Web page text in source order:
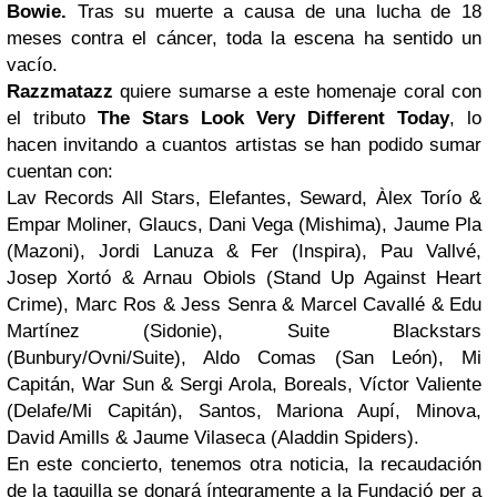
Bowie. Tras su muerte a causa de una lucha de 18
meses contra el cáncer, toda la escena ha sentido un
vacío.
Razzmatazz quiere sumarse a este homenaje coral con
el tributo The Stars Look Very Different Today, lo
hacen invitando a cuantos artistas se han podido sumar
cuentan con:
Lav Records All Stars, Elefantes, Seward, Àlex Torío &
Empar Moliner, Glaucs, Dani Vega (Mishima), Jaume Pla
(Mazoni), Jordi Lanuza & Fer (Inspira), Pau Vallvé,
Josep Xortó & Arnau Obiols (Stand Up Against Heart
Crime), Marc Ros & Jess Senra & Marcel Cavallé & Edu
Martínez (Sidonie), Suite Blackstars
(Bunbury/Ovni/Suite), Aldo Comas (San León), Mi
Capitán, War Sun & Sergi Arola, Boreals, Víctor Valiente
(Delafe/Mi Capitán), Santos, Mariona Aupí, Minova,
David Amills & Jaume Vilaseca (Aladdin Spiders).
En este concierto, tenemos otra noticia, la recaudación
de la taquilla se donará íntegramente a la Fundació per a